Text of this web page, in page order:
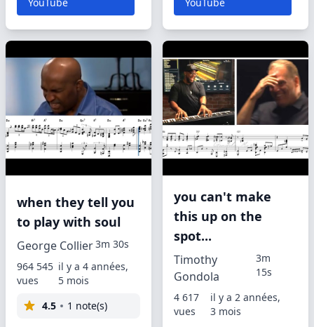
when they tell you
to play with soul
George Collier3m 30s
964 545
vues
il y a 4 années,
5 mois
4.5
1 note(s)
you can't make
this up on the
spot...
Timothy
Gondola
3m
15s
4 617
vues
il y a 2 années,
3 mois